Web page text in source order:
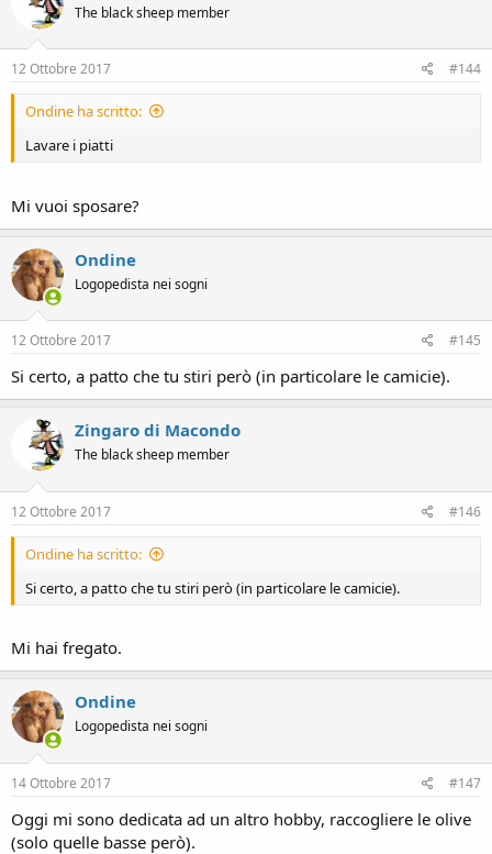
The black sheep member
12 Ottobre 2017 #144
Ondine ha scritto:
Lavare i piatti
Mi vuoi sposare?
Ondine
Logopedista nei sogni
12 Ottobre 2017 #145
Si certo, a patto che tu stiri però (in particolare le camicie).
Zingaro di Macondo
The black sheep member
12 Ottobre 2017 #146
Ondine ha scritto:
Si certo, a patto che tu stiri però (in particolare le camicie).
Mi hai fregato.
Ondine
Logopedista nei sogni
14 Ottobre 2017 #147
Oggi mi sono dedicata ad un altro hobby, raccogliere le olive
(solo quelle basse però).